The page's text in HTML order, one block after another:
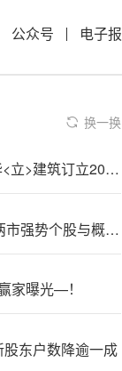
公众号 电子报
换一换
中国科教产业与华<立>建筑订立2025年建筑服务框架协议
10—月21日沪深两市强势个股与概念板块
家曝光—！
东户数降逾一成